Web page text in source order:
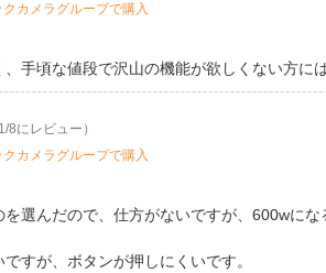
クカメラグループで購入
手頃な値段で沢山の機能が欲しくない方に
8にレビュー）
クカメラグループで購入
選んだので、仕方がないですが、600wに
すが、ボタンが押しにくいです。